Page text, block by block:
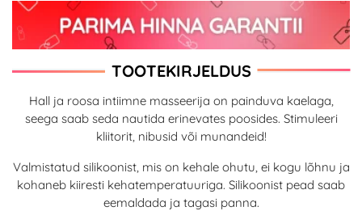
TOOTEKIRJELDUS
Hall ja roosa intiimne masseerija on painduva kaelaga,
seega saab seda nautida erinevates poosides. Stimuleeri
kliitorit, nibusid või munandeid!
Valmistatud silikoonist, mis on kehale ohutu, ei kogu lõhnu ja
kohaneb kiiresti kehatemperatuuriga. Silikoonist pead saab
eemaldada ja tagasi panna.